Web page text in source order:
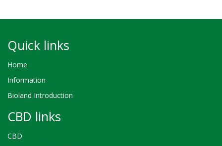
Quick links
Home
Information
Bioland Introduction
CBD links
CBD